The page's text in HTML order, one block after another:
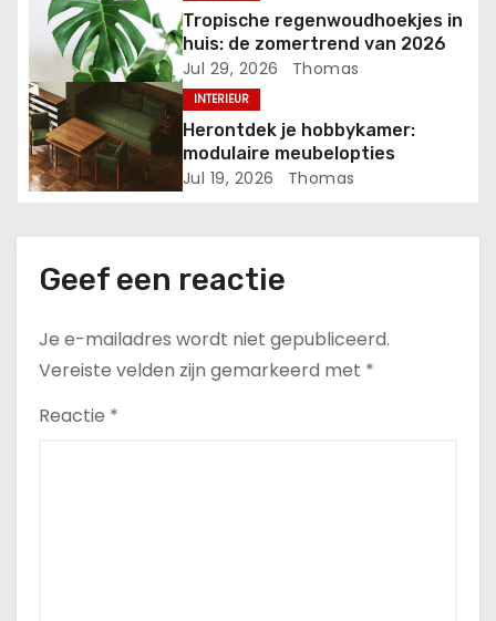
g
t
i
Tropische regenwoudhoekjes in
huis: de zomertrend van 2026
Jul 29, 2026 Thomas
INTERIEUR
Herontdek je hobbykamer:
modulaire meubelopties
Jul 19, 2026 Thomas
Geef een reactie
Je e-mailadres wordt niet gepubliceerd.
Vereiste velden zijn gemarkeerd met *
Reactie *